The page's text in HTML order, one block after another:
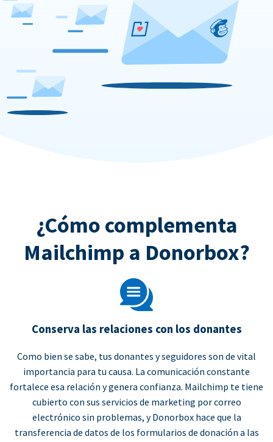
¿Cómo complementa
Mailchimp a Donorbox?
Conserva las relaciones con los donantes
Como bien se sabe, tus donantes y seguidores son de vital
importancia para tu causa. La comunicación constante
fortalece esa relación y genera confianza. Mailchimp te tiene
cubierto con sus servicios de marketing por correo
electrónico sin problemas, y Donorbox hace que la
transferencia de datos de los formularios de donación a las